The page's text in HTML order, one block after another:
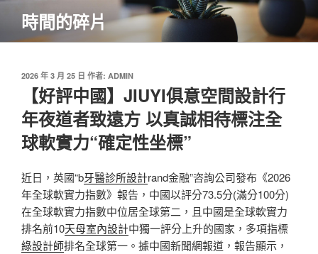
主
時間的碎片
發
2026 年 3 月 25 日 作者: ADMIN
【好評中國】JIUYI俱意空間設計行
年夜道者致遠方 以真誠相待標注全
球軟實力“確定性坐標”
近日，英國“b牙醫診所設計rand金融”咨詢公司發布《2026
年全球軟實力指數》報告，中國以評分73.5分(滿分100分)
在全球軟實力指數中位居全球第二，且中國是全球軟實力
排名前10天母室內設計中獨一評分上升的國家，多項指標
綠設計師排名全球第一。據中國新聞網報道，報告顯示，